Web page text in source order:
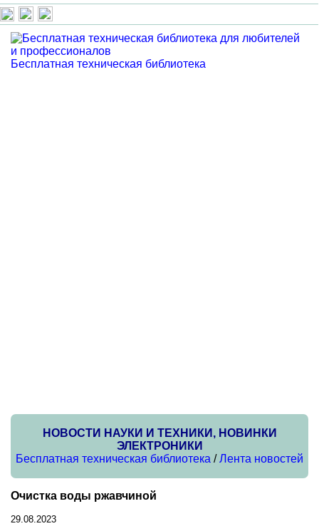
Бесплатная техническая библиотека
НОВОСТИ НАУКИ И ТЕХНИКИ, НОВИНКИ
ЭЛЕКТРОНИКИ
Бесплатная техническая библиотека /Лента новостей
Очистка воды ржавчиной
29.08.2023